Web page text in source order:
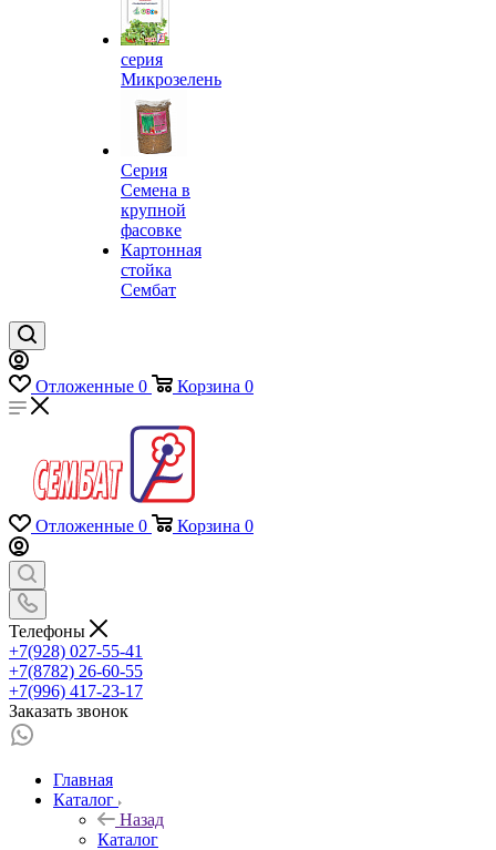
серия
Микрозелень
Серия
Семена в
крупной
фасовке
Картонная
стойка
Сембат
Отложенные 0 Корзина 0
Отложенные 0 Корзина 0
Телефоны
+7(928) 027-55-41
+7(8782) 26-60-55
+7(996) 417-23-17
Заказать звонок
Главная
Каталог
Назад
Каталог